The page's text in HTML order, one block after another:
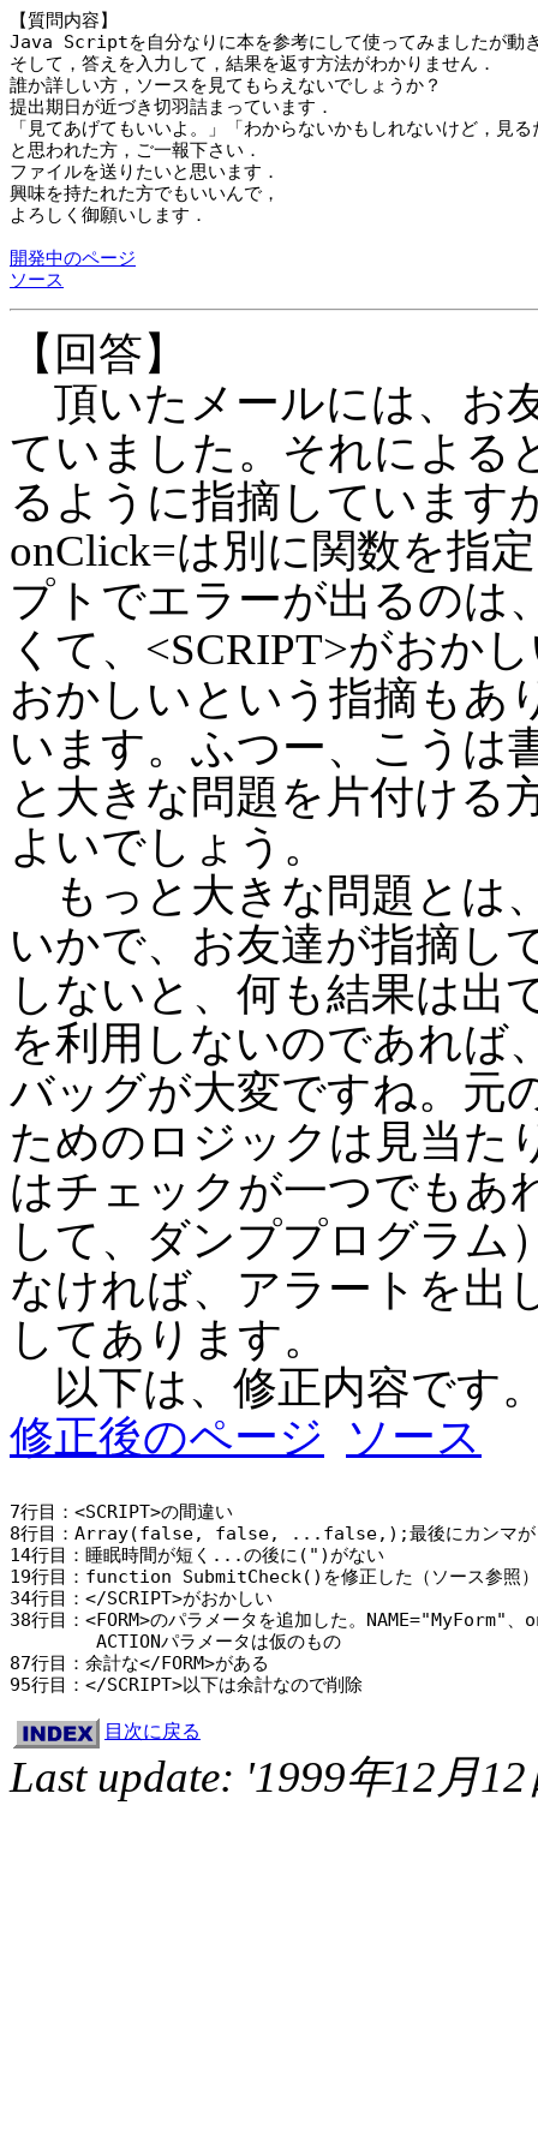
【質問内容】
Java Scriptを自分なりに本を参考にして使ってみましたが動
そして，答えを入力して，結果を返す方法がわかりません．
誰か詳しい方，ソースを見てもらえないでしょうか？
提出期日が近づき切羽詰まっています．
「見てあげてもいいよ。」「わからないかもしれないけど，見
と思われた方，ご一報下さい．
ファイルを送りたいと思います．
興味を持たれた方でもいいんで，
よろしく御願いします．
開発中のページ
ソース
【回答】
頂いたメールには、お
ていました。それによる
るように指摘しています
onClick=は別に関数を指
プトでエラーが出るのは
くて、<SCRIPT>がおか
おかしいという指摘もあ
います。ふつー、こうは
と大きな問題を片付ける
よいでしょう。
もっと大きな問題とは
いかで、お友達が指摘し
しないと、何も結果は出
を利用しないのであれば
バッグが大変ですね。元
ためのロジックは見当
はチェックが一つでもあ
して、ダンププログラム
なければ、アラートを出
してあります。
以下は、修正内容です
修正後のページ
ソース
7行目：<SCRIPT>の間違い
8行目：Array(false, false, ...false,);最後にカンマが
14行目：睡眠時間が短く...の後に(")がない
19行目：function SubmitCheck()を修正した（ソース参照）
34行目：</SCRIPT>がおかしい
38行目：<FORM>のパラメータを追加した。
87行目：余計な</FORM>がある
目次に戻る
Last update: '1999年12月